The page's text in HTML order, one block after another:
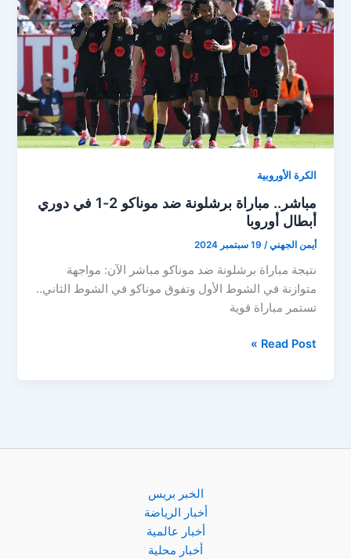
في
كأس
السوبر
الفرنسي
2025
الكرة الأوروبية
مباشر.. مباراة برشلونة ضد موناكو 2-1 في دوري
أبطال أوروبا
أيمن الجهني/ 19 سبتمبر 2024
نتيجة مباراة برشلونة ضد موناكو مباشر الآن: مواجهة
متوازنة في الشوط الأول وتفوق موناكو في الشوط الثاني..
تستمر مباراة قوية
مباشر..
Read Post »
الخبر بريس
أخبار الرياضة
أخبار عالمية
أخبار محلية